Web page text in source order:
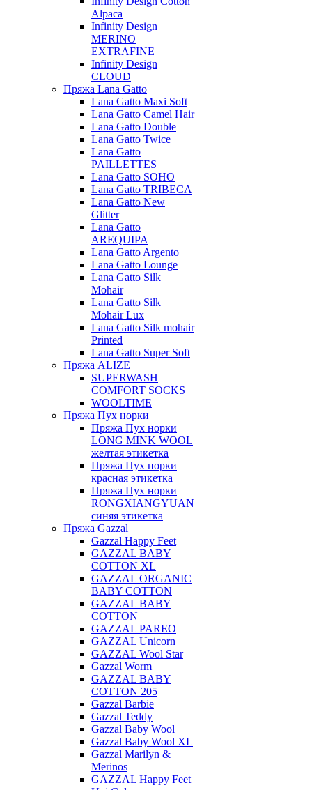
Alpaca
Infinity Design
MERINO
EXTRAFINE
Infinity Design
CLOUD
Пряжа Lana Gatto
Lana Gatto Maxi Soft
Lana Gatto Camel Hair
Lana Gatto Double
Lana Gatto Twice
Lana Gatto
PAILLETTES
Lana Gatto SOHO
Lana Gatto TRIBECA
Lana Gatto New
Glitter
Lana Gatto
AREQUIPA
Lana Gatto Argento
Lana Gatto Lounge
Lana Gatto Silk
Mohair
Lana Gatto Silk
Mohair Lux
Lana Gatto Silk mohair
Printed
Lana Gatto Super Soft
Пряжа ALIZE
SUPERWASH
COMFORT SOCKS
WOOLTIME
Пряжа Пух норки
Пряжа Пух норки
LONG MINK WOOL
желтая этикетка
Пряжа Пух норки
красная этикетка
Пряжа Пух норки
RONGXIANGYUAN
синяя этикетка
Пряжа Gazzal
Gazzal Happy Feet
GAZZAL BABY
COTTON XL
GAZZAL ORGANIC
BABY COTTON
GAZZAL BABY
COTTON
GAZZAL PAREO
GAZZAL Unicorn
GAZZAL Wool Star
Gazzal Worm
GAZZAL BABY
COTTON 205
Gazzal Barbie
Gazzal Teddy
Gazzal Baby Wool
Gazzal Baby Wool XL
Gazzal Marilyn &
Merinos
GAZZAL Happy Feet